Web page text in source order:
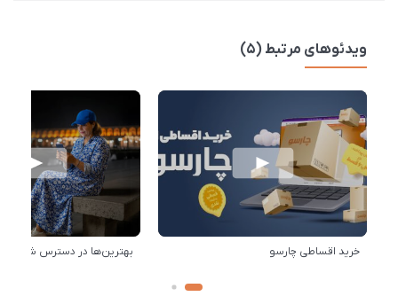
ویدئوهای مرتبط (5)
خرید اقساطی چارسو بهترین‌ها در دسترس